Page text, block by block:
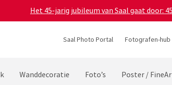
Het 45-jarig jubileum van Saal gaat door:
Saal Photo Portal Fotografen-hub
Wanddecoratie Foto’s Poster /